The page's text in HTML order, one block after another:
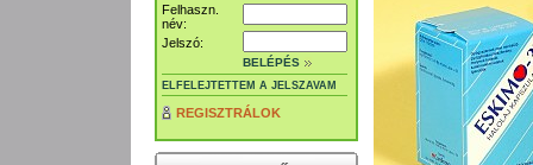
Felhaszn.
név:
Jelszó:
BELÉPÉS
ELFELEJTETTEM A JELSZAVAM
REGISZTRÁLOK